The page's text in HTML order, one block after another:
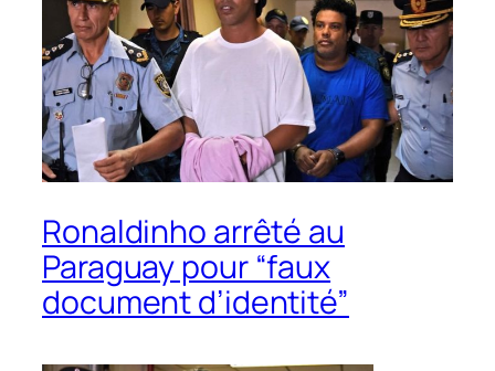
Ronaldinho arrêté au
Paraguay pour “faux
document d’identité”